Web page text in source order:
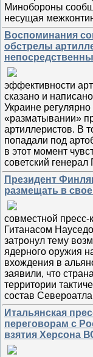
Минобороны
несущая
Воспоминания
обстрелы
эффективности
сказано и
Украине
«разматывании»
артиллеристов. В
попадали под
в этот момент
советский
Президент
размещать в
совместной
Гитанасом
затронул тему
ядерного оружия
вхождения в
заявили, что
территории
состав
Итальянская
переговорам с
взятия Херсона